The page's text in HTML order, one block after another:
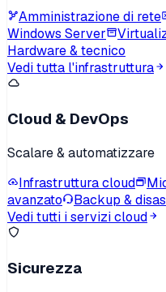
Amministrazione di rete
Windows Server
Hardware & tecnico
Vedi tutta l'infrastruttura
Cloud & DevOps
Scalare & automatizzare
Infrastruttura cloud
avanzato
Backup &
Vedi tutti i servizi cloud
Sicurezza